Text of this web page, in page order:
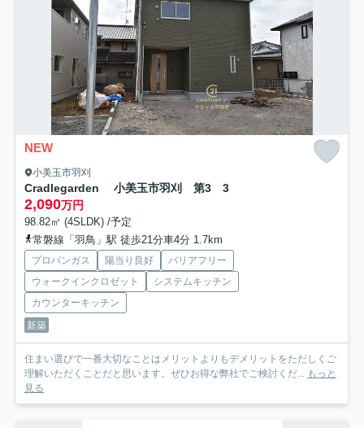
NEW
小美玉市羽刈
Cradlegarden 小美玉市羽刈 第3 3
2,090万円
98.82㎡ (4SLDK) /予定
常磐線「羽鳥」駅 徒歩21分車4分 1.7km
プロパンガス 陽当り良好
バリアフリー
ウォークインクロゼット
システムキッチン
カウンターキッチン
新築
住まい選びで一番大切なことはメリットよりもデメリットをただしくご
理解いただくことだと思います。ぜひお得な弊社でご検討くだ... もっと
見る